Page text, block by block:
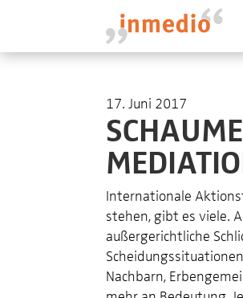
17. Juni 2017
Internationale
stehen, gibt es viele.
außergerichtliche
Nachbarn,